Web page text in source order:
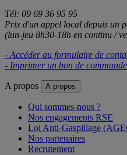
Tél: 09 69 36 95 95
Prix d'un appel local depuis un
(lun-jeu 8h30-18h en continu /
- Accéder au formulaire de
- Imprimer un bon de commande
A propos A propos
Qui sommes-nous ?
Nos engagements RSE
Loi Anti-Gaspillage
Nos partenaires
Recrutement